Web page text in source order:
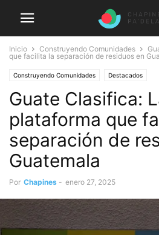
Inicio Construyendo Comunidades
que facilita la separación de residuos en
Construyendo Comunidades Destacados
Guate Clasifica:
plataforma que
separación de
Guatemala
Por Chapines - enero 27, 2025